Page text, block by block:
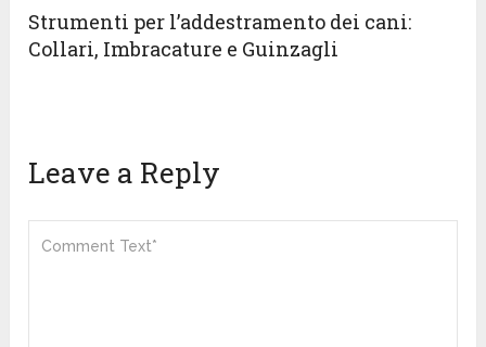
Strumenti per l’addestramento dei cani:
Collari, Imbracature e Guinzagli
Leave a Reply